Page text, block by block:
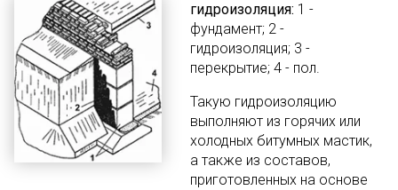
гидроизоляция: 1 -
фундамент; 2 -
гидроизоляция; 3 -
перекрытие; 4 - пол.
Такую гидроизоляцию
выполняют из горячих или
холодных битумных мастик,
а также из составов,
приготовленных на основе